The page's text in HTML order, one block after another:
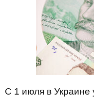
С 1 июля в Украине